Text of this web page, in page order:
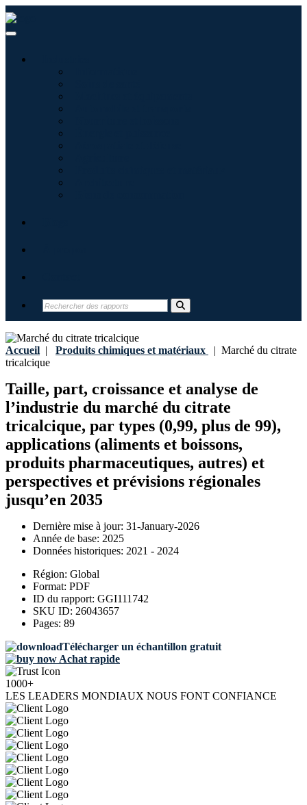
Accueil | Produits chimiques et matériaux | Marché du citrate
tricalcique
Taille, part, croissance et analyse de
l’industrie du marché du citrate
tricalcique, par types (0,99, plus de 99),
applications (aliments et boissons,
produits pharmaceutiques, autres) et
perspectives et prévisions régionales
jusqu’en 2035
Dernière mise à jour: 31-January-2026
Année de base: 2025
Données historiques: 2021 - 2024
Région: Global
Format: PDF
ID du rapport: GGI111742
SKU ID: 26043657
Pages: 89
Télécharger un échantillon gratuit
Achat rapide
1000+
LES LEADERS MONDIAUX NOUS FONT CONFIANCE